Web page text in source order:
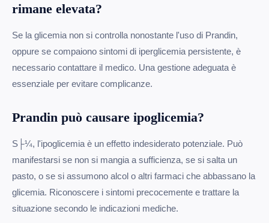
rimane elevata?
Se la glicemia non si controlla nonostante l'uso di Prandin,
oppure se compaiono sintomi di iperglicemia persistente, è
necessario contattare il medico. Una gestione adeguata è
essenziale per evitare complicanze.
Prandin può causare ipoglicemia?
S├¼, l'ipoglicemia è un effetto indesiderato potenziale. Può
manifestarsi se non si mangia a sufficienza, se si salta un
pasto, o se si assumono alcol o altri farmaci che abbassano la
glicemia. Riconoscere i sintomi precocemente e trattare la
situazione secondo le indicazioni mediche.